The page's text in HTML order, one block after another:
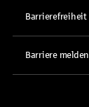
Barrierefreiheit
Barriere melden